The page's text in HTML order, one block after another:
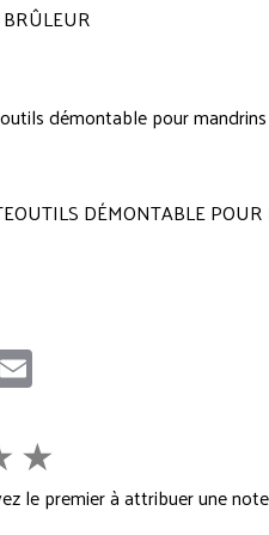
DÉMONTABLE
★
le premier à attribuer une